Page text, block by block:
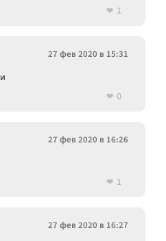
1
27 фев 2020 в 15:31
0
27 фев 2020 в 16:26
1
27 фев 2020 в 16:27